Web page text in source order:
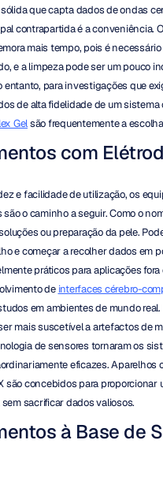
que capta dados de ondas
contrapartida é a conveniência.
mais tempo, pois é
e a limpeza pode ser um pouco
entanto, para investigações que
Gel são frequentemente a
com
e facilidade de utilização, os
o caminho a seguir. Como o
ou preparação da pele.
e começar a recolher dados em
práticos para aplicações fora
de interfaces cérebro-
em ambientes de mundo
mais suscetível a artefactos de
de sensores tornaram os
eficazes. Aparelhos
são concebidos para proporcionar
sacrificar dados valiosos.
à Base de